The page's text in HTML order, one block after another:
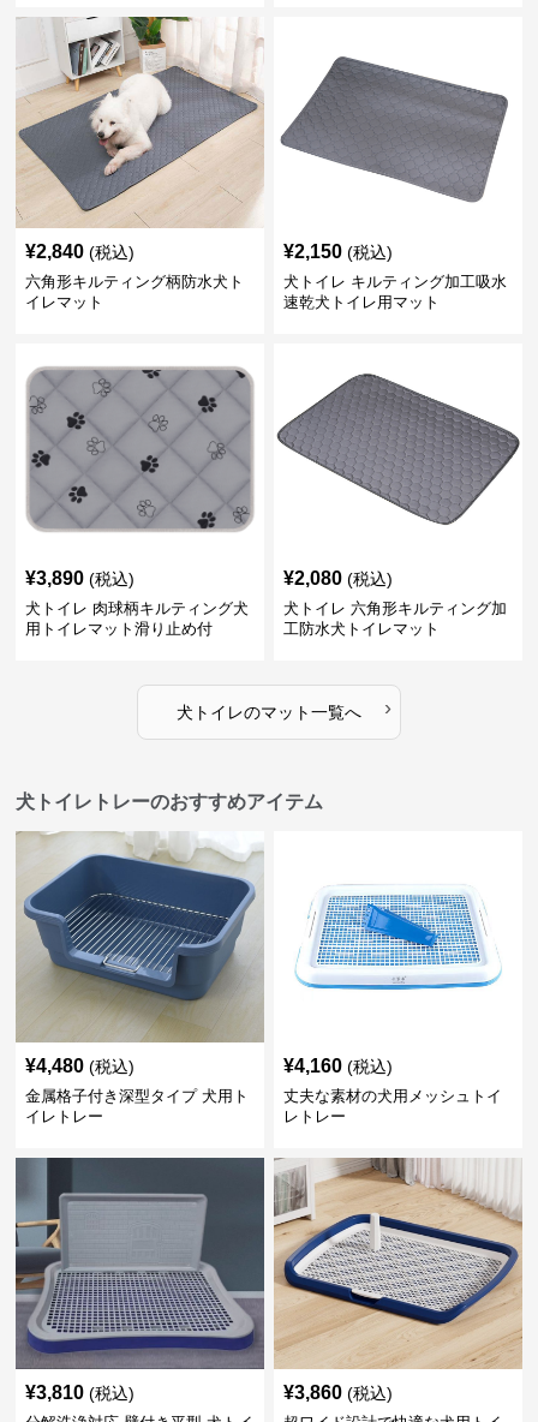
¥2,840 (税込)
六角形キルティング柄防水犬ト
イレマット
¥2,150 (税込)
犬トイレ キルティング加工吸水
速乾犬トイレ用マット
¥3,890 (税込)
犬トイレ 肉球柄キルティング犬
用トイレマット滑り止め付
¥2,080 (税込)
犬トイレ 六角形キルティング加
工防水犬トイレマット
犬トイレのマット一覧へ ›
犬トイレトレーのおすすめアイテム
¥4,480 (税込)
金属格子付き深型タイプ 犬用ト
イレトレー
¥4,160 (税込)
丈夫な素材の犬用メッシュトイ
レトレー
¥3,810 (税込) ¥3,860 (税込)